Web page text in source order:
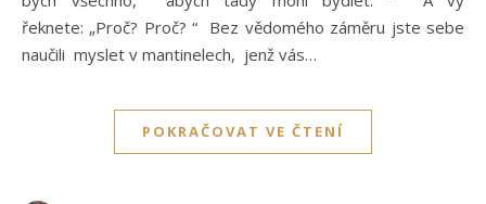
řeknete: „Proč? Proč? “ Bez vědomého záměru jste sebe
naučili myslet v mantinelech, jenž vás…
POKRAČOVAT VE ČTENÍ